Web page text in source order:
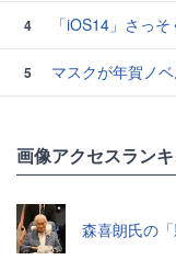
4 「iOS14」さっ
5
マスクが年賀ノベル
画像アクセスラン
森喜朗氏の